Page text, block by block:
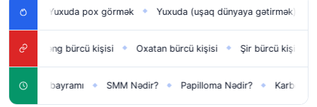
Yuxuda pox görmək ◆ Yuxuda (uşaq dünyaya gətirmək) doğmaq
bürcü kişisi ◆ Oxatan bürcü kişisi ◆ Şir bürcü kişisi ◆ Əqrəb
il bayramı ◆ SMM Nədir? ◆ Papilloma Nədir? ◆ Karbonat Nədir?